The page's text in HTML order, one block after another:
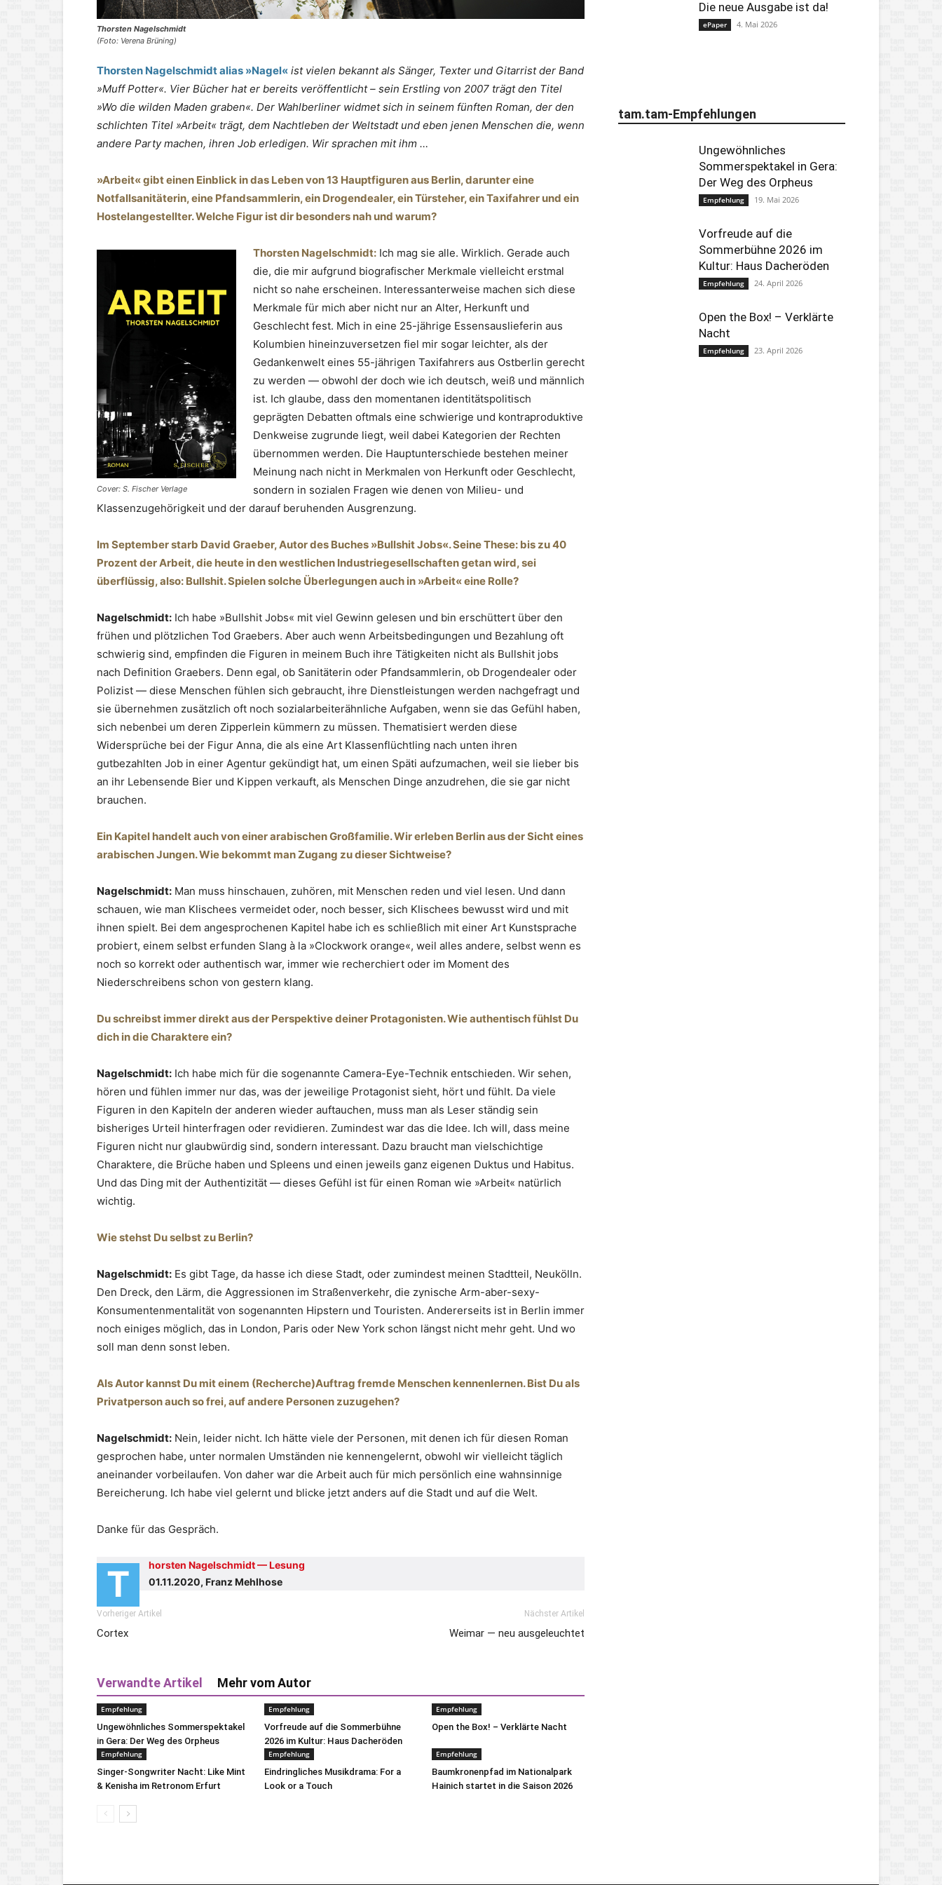
Thorsten Nagelschmidt
(Foto: Verena Brüning)
Thorsten Nagelschmidt alias »Nagel« ist vielen bekannt als Sänger, Texter und Gitarrist der Band
»Muff Potter«. Vier Bücher hat er bereits veröffentlicht – sein Erstling von 2007 trägt den Titel
»Wo die wilden Maden graben«. Der Wahlberliner widmet sich in seinem fünften Roman, der den
schlichten Titel »Arbeit« trägt, dem Nachtleben der Weltstadt und eben jenen Menschen die, wenn
andere Party machen, ihren Job erledigen. Wir sprachen mit ihm …
»Arbeit« gibt einen Einblick in das Leben von 13 Hauptfiguren aus Berlin, darunter eine
Notfallsanitäterin, eine Pfandsammlerin, ein Drogendealer, ein Türsteher, ein Taxifahrer und ein
Hostelangestellter. Welche Figur ist dir besonders nah und warum?
Cover: S. Fischer Verlage
Thorsten Nagelschmidt: Ich mag sie alle. Wirklich. Gerade auch
die, die mir aufgrund biografischer Merkmale vielleicht erstmal
nicht so nahe erscheinen. Interessanterweise machen sich diese
Merkmale für mich aber nicht nur an Alter, Herkunft und
Geschlecht fest. Mich in eine 25-jährige Essensauslieferin aus
Kolumbien hineinzuversetzen fiel mir sogar leichter, als der
Gedankenwelt eines 55-jährigen Taxifahrers aus Ostberlin gerecht
zu werden — obwohl der doch wie ich deutsch, weiß und männlich
ist. Ich glaube, dass den momentanen identitätspolitisch
geprägten Debatten oftmals eine schwierige und kontraproduktive
Denkweise zugrunde liegt, weil dabei Kategorien der Rechten
übernommen werden. Die Hauptunterschiede bestehen meiner
Meinung nach nicht in Merkmalen von Herkunft oder Geschlecht,
sondern in sozialen Fragen wie denen von Milieu- und
Klassenzugehörigkeit und der darauf beruhenden Ausgrenzung.
Im September starb David Graeber, Autor des Buches »Bullshit Jobs«. Seine These: bis zu 40
Prozent der Arbeit, die heute in den westlichen Industriegesellschaften getan wird, sei
überflüssig, also: Bullshit. Spielen solche Überlegungen auch in »Arbeit« eine Rolle?
Nagelschmidt: Ich habe »Bullshit Jobs« mit viel Gewinn gelesen und bin erschüttert über den
frühen und plötzlichen Tod Graebers. Aber auch wenn Arbeitsbedingungen und Bezahlung oft
schwierig sind, empfinden die Figuren in meinem Buch ihre Tätigkeiten nicht als Bullshit jobs
nach Definition Graebers. Denn egal, ob Sanitäterin oder Pfandsammlerin, ob Drogendealer oder
Polizist — diese Menschen fühlen sich gebraucht, ihre Dienstleistungen werden nachgefragt und
sie übernehmen zusätzlich oft noch sozialarbeiterähnliche Aufgaben, wenn sie das Gefühl haben,
sich nebenbei um deren Zipperlein kümmern zu müssen. Thematisiert werden diese
Widersprüche bei der Figur Anna, die als eine Art Klassenflüchtling nach unten ihren
gutbezahlten Job in einer Agentur gekündigt hat, um einen Späti aufzumachen, weil sie lieber bis
an ihr Lebensende Bier und Kippen verkauft, als Menschen Dinge anzudrehen, die sie gar nicht
brauchen.
Ein Kapitel handelt auch von einer arabischen Großfamilie. Wir erleben Berlin aus der Sicht eines
arabischen Jungen. Wie bekommt man Zugang zu dieser Sichtweise?
Nagelschmidt: Man muss hinschauen, zuhören, mit Menschen reden und viel lesen. Und dann
schauen, wie man Klischees vermeidet oder, noch besser, sich Klischees bewusst wird und mit
ihnen spielt. Bei dem angesprochenen Kapitel habe ich es schließlich mit einer Art Kunstsprache
probiert, einem selbst erfunden Slang à la »Clockwork orange«, weil alles andere, selbst wenn es
noch so korrekt oder authentisch war, immer wie recherchiert oder im Moment des
Niederschreibens schon von gestern klang.
Du schreibst immer direkt aus der Perspektive deiner Protagonisten. Wie authentisch fühlst Du
dich in die Charaktere ein?
Nagelschmidt: Ich habe mich für die sogenannte Camera-Eye-Technik entschieden. Wir sehen,
hören und fühlen immer nur das, was der jeweilige Protagonist sieht, hört und fühlt. Da viele
Figuren in den Kapiteln der anderen wieder auftauchen, muss man als Leser ständig sein
bisheriges Urteil hinterfragen oder revidieren. Zumindest war das die Idee. Ich will, dass meine
Figuren nicht nur glaubwürdig sind, sondern interessant. Dazu braucht man vielschichtige
Charaktere, die Brüche haben und Spleens und einen jeweils ganz eigenen Duktus und Habitus.
Und das Ding mit der Authentizität — dieses Gefühl ist für einen Roman wie »Arbeit« natürlich
wichtig.
Wie stehst Du selbst zu Berlin?
Nagelschmidt: Es gibt Tage, da hasse ich diese Stadt, oder zumindest meinen Stadtteil, Neukölln.
Den Dreck, den Lärm, die Aggressionen im Straßenverkehr, die zynische Arm-aber-sexy-
Konsumentenmentalität von sogenannten Hipstern und Touristen. Andererseits ist in Berlin immer
noch einiges möglich, das in London, Paris oder New York schon längst nicht mehr geht. Und wo
soll man denn sonst leben.
Als Autor kannst Du mit einem (Recherche)Auftrag fremde Menschen kennenlernen. Bist Du als
Privatperson auch so frei, auf andere Personen zuzugehen?
Nagelschmidt: Nein, leider nicht. Ich hätte viele der Personen, mit denen ich für diesen Roman
gesprochen habe, unter normalen Umständen nie kennengelernt, obwohl wir vielleicht täglich
aneinander vorbeilaufen. Von daher war die Arbeit auch für mich persönlich eine wahnsinnige
Bereicherung. Ich habe viel gelernt und blicke jetzt anders auf die Stadt und auf die Welt.
Danke für das Gespräch.
T
horsten Nagelschmidt — Lesung
01.11.2020, Franz Mehlhose
Vorheriger Artikel
Cortex
Nächster Artikel
Weimar — neu ausgeleuchtet
Verwandte Artikel Mehr vom Autor
Empfehlung
Ungewöhnliches Sommerspektakel
in Gera: Der Weg des Orpheus
Empfehlung
Vorfreude auf die Sommerbühne
2026 im Kultur: Haus Dacheröden
Empfehlung
Open the Box! – Verklärte Nacht
Empfehlung
Singer-Songwriter Nacht: Like Mint
& Kenisha im Retronom Erfurt
Empfehlung
Eindringliches Musikdrama: For a
Look or a Touch
Empfehlung
Baumkronenpfad im Nationalpark
Hainich startet in die Saison 2026
Die neue Ausgabe ist da!
ePaper 4. Mai 2026
tam.tam-Empfehlungen
Ungewöhnliches
Sommerspektakel in Gera:
Der Weg des Orpheus
Empfehlung 19. Mai 2026
Vorfreude auf die
Sommerbühne 2026 im
Kultur: Haus Dacheröden
Empfehlung 24. April 2026
Open the Box! – Verklärte
Nacht
Empfehlung 23. April 2026